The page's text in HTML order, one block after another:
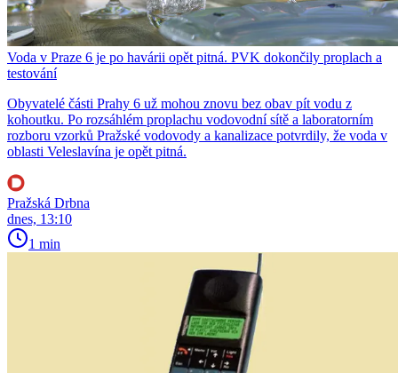
Voda v Praze 6 je po havárii opět pitná. PVK dokončily proplach a
testování
Obyvatelé části Prahy 6 už mohou znovu bez obav pít vodu z
kohoutku. Po rozsáhlém proplachu vodovodní sítě a laboratorním
rozboru vzorků Pražské vodovody a kanalizace potvrdily, že voda v
oblasti Veleslavína je opět pitná.
Pražská Drbna
dnes, 13:10
1 min